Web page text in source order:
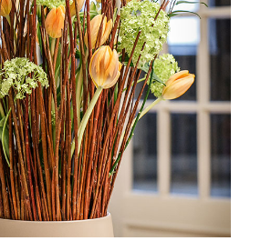
Blog
Newsletter